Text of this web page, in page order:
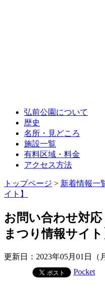
弘前公園について
歴史
名所・見どころ
施設一覧
有料区域・料金
アクセス方法
トップページ > 新着情報一
イト】
お問い合わせ対
まつり情報サイト
更新日：2023年05月01日（
Pocket